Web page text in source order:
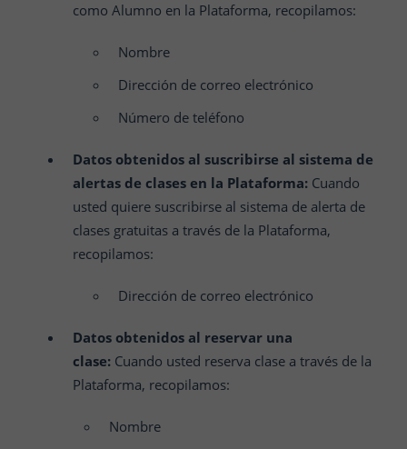
como Alumno en la Plataforma, recopilamos:
Nombre
Dirección de correo electrónico
Número de teléfono
Datos obtenidos al suscribirse al sistema de
alertas de clases en la Plataforma: Cuando
usted quiere suscribirse al sistema de alerta de
clases gratuitas a través de la Plataforma,
recopilamos:
Dirección de correo electrónico
Datos obtenidos al reservar una
clase: Cuando usted reserva clase a través de la
Plataforma, recopilamos:
Nombre